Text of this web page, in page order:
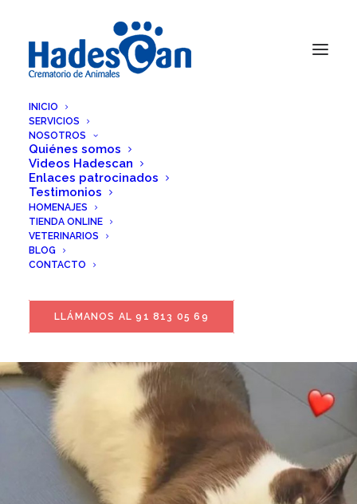
INICIO
SERVICIOS
NOSOTROS
Quiénes somos
Videos Hadescan
Enlaces patrocinados
Testimonios
HOMENAJES
TIENDA ONLINE
VETERINARIOS
BLOG
CONTACTO
LLÁMANOS AL 91 813 05 69